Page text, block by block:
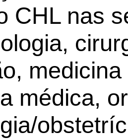
CHL nas
médica,